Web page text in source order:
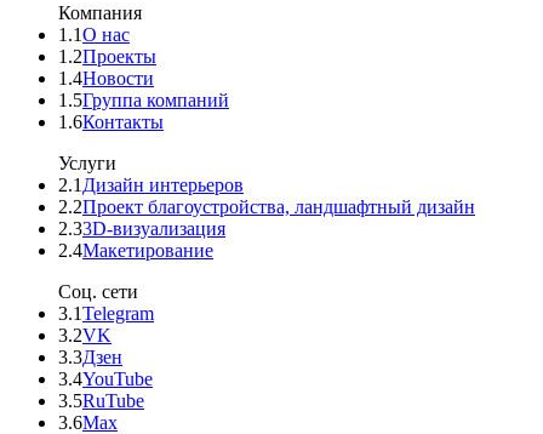
Компания
1.1О нас
1.2Проекты
1.4Новости
1.5Группа компаний
1.6Контакты
Услуги
2.1 Дизайн интерьеров
2.2Проект благоустройства, ландшафтный дизайн
2.33D-визуализация
2.4Макетирование
Соц. сети
3.1Telegram
3.2VK
3.3Дзен
3.4YouTube
3.5RuTube
3.6Max